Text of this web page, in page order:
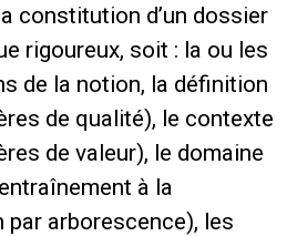
constitution d’un dossier
rigoureux, soit : la ou les
de la notion, la définition
de qualité), le contexte
de valeur), le domaine
à la
arborescence), les